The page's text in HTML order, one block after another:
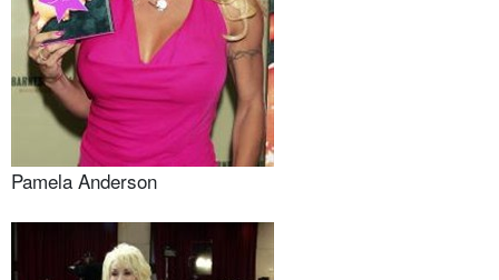
Pamela Anderson